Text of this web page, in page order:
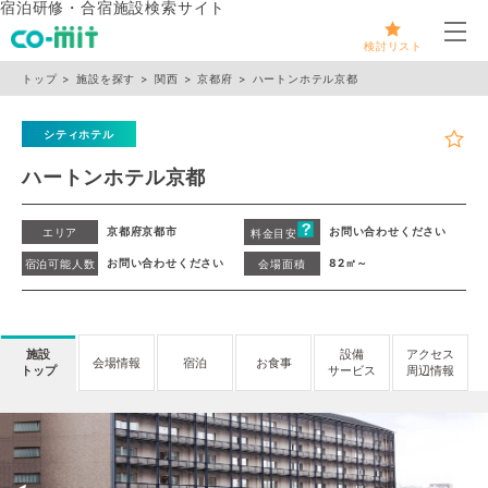
宿泊研修・合宿施設検索サイト
検討リスト
メ
トップ 施設を探す 関西 京都府 ハートンホテル京都
シティホテル
ハートンホテル京都
エリア 京都府京都市 料金目安 お問い合わせください
宿泊可能人数 お問い合わせください 会場面積 82㎡～
施設
トップ
会場情報 宿泊 お食事
設備
サービス
アクセス
周辺情報